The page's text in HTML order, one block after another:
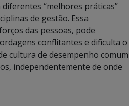
“melhores práticas”
de gestão. Essa
das pessoas, pode
conflitantes e dificulta o
cultura de desempenho comum
independentemente de onde